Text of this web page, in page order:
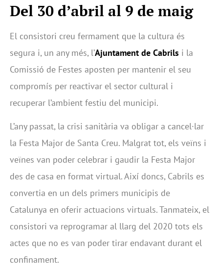
Del 30 d’abril al 9 de maig
El consistori creu fermament que la cultura és
segura i, un any més, l’Ajuntament de Cabrils i la
Comissió de Festes aposten per mantenir el seu
compromís per reactivar el sector cultural i
recuperar l’ambient festiu del municipi.
L’any passat, la crisi sanitària va obligar a cancel·lar
la Festa Major de Santa Creu. Malgrat tot, els veïns i
veïnes van poder celebrar i gaudir la Festa Major
des de casa en format virtual. Així doncs, Cabrils es
convertia en un dels primers municipis de
Catalunya en oferir actuacions virtuals. Tanmateix, el
consistori va reprogramar al llarg del 2020 tots els
actes que no es van poder tirar endavant durant el
confinament.